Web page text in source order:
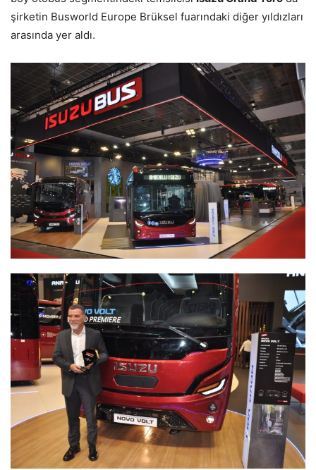
şirketin Busworld Europe Brüksel fuarındaki diğer yıldızları
arasında yer aldı.